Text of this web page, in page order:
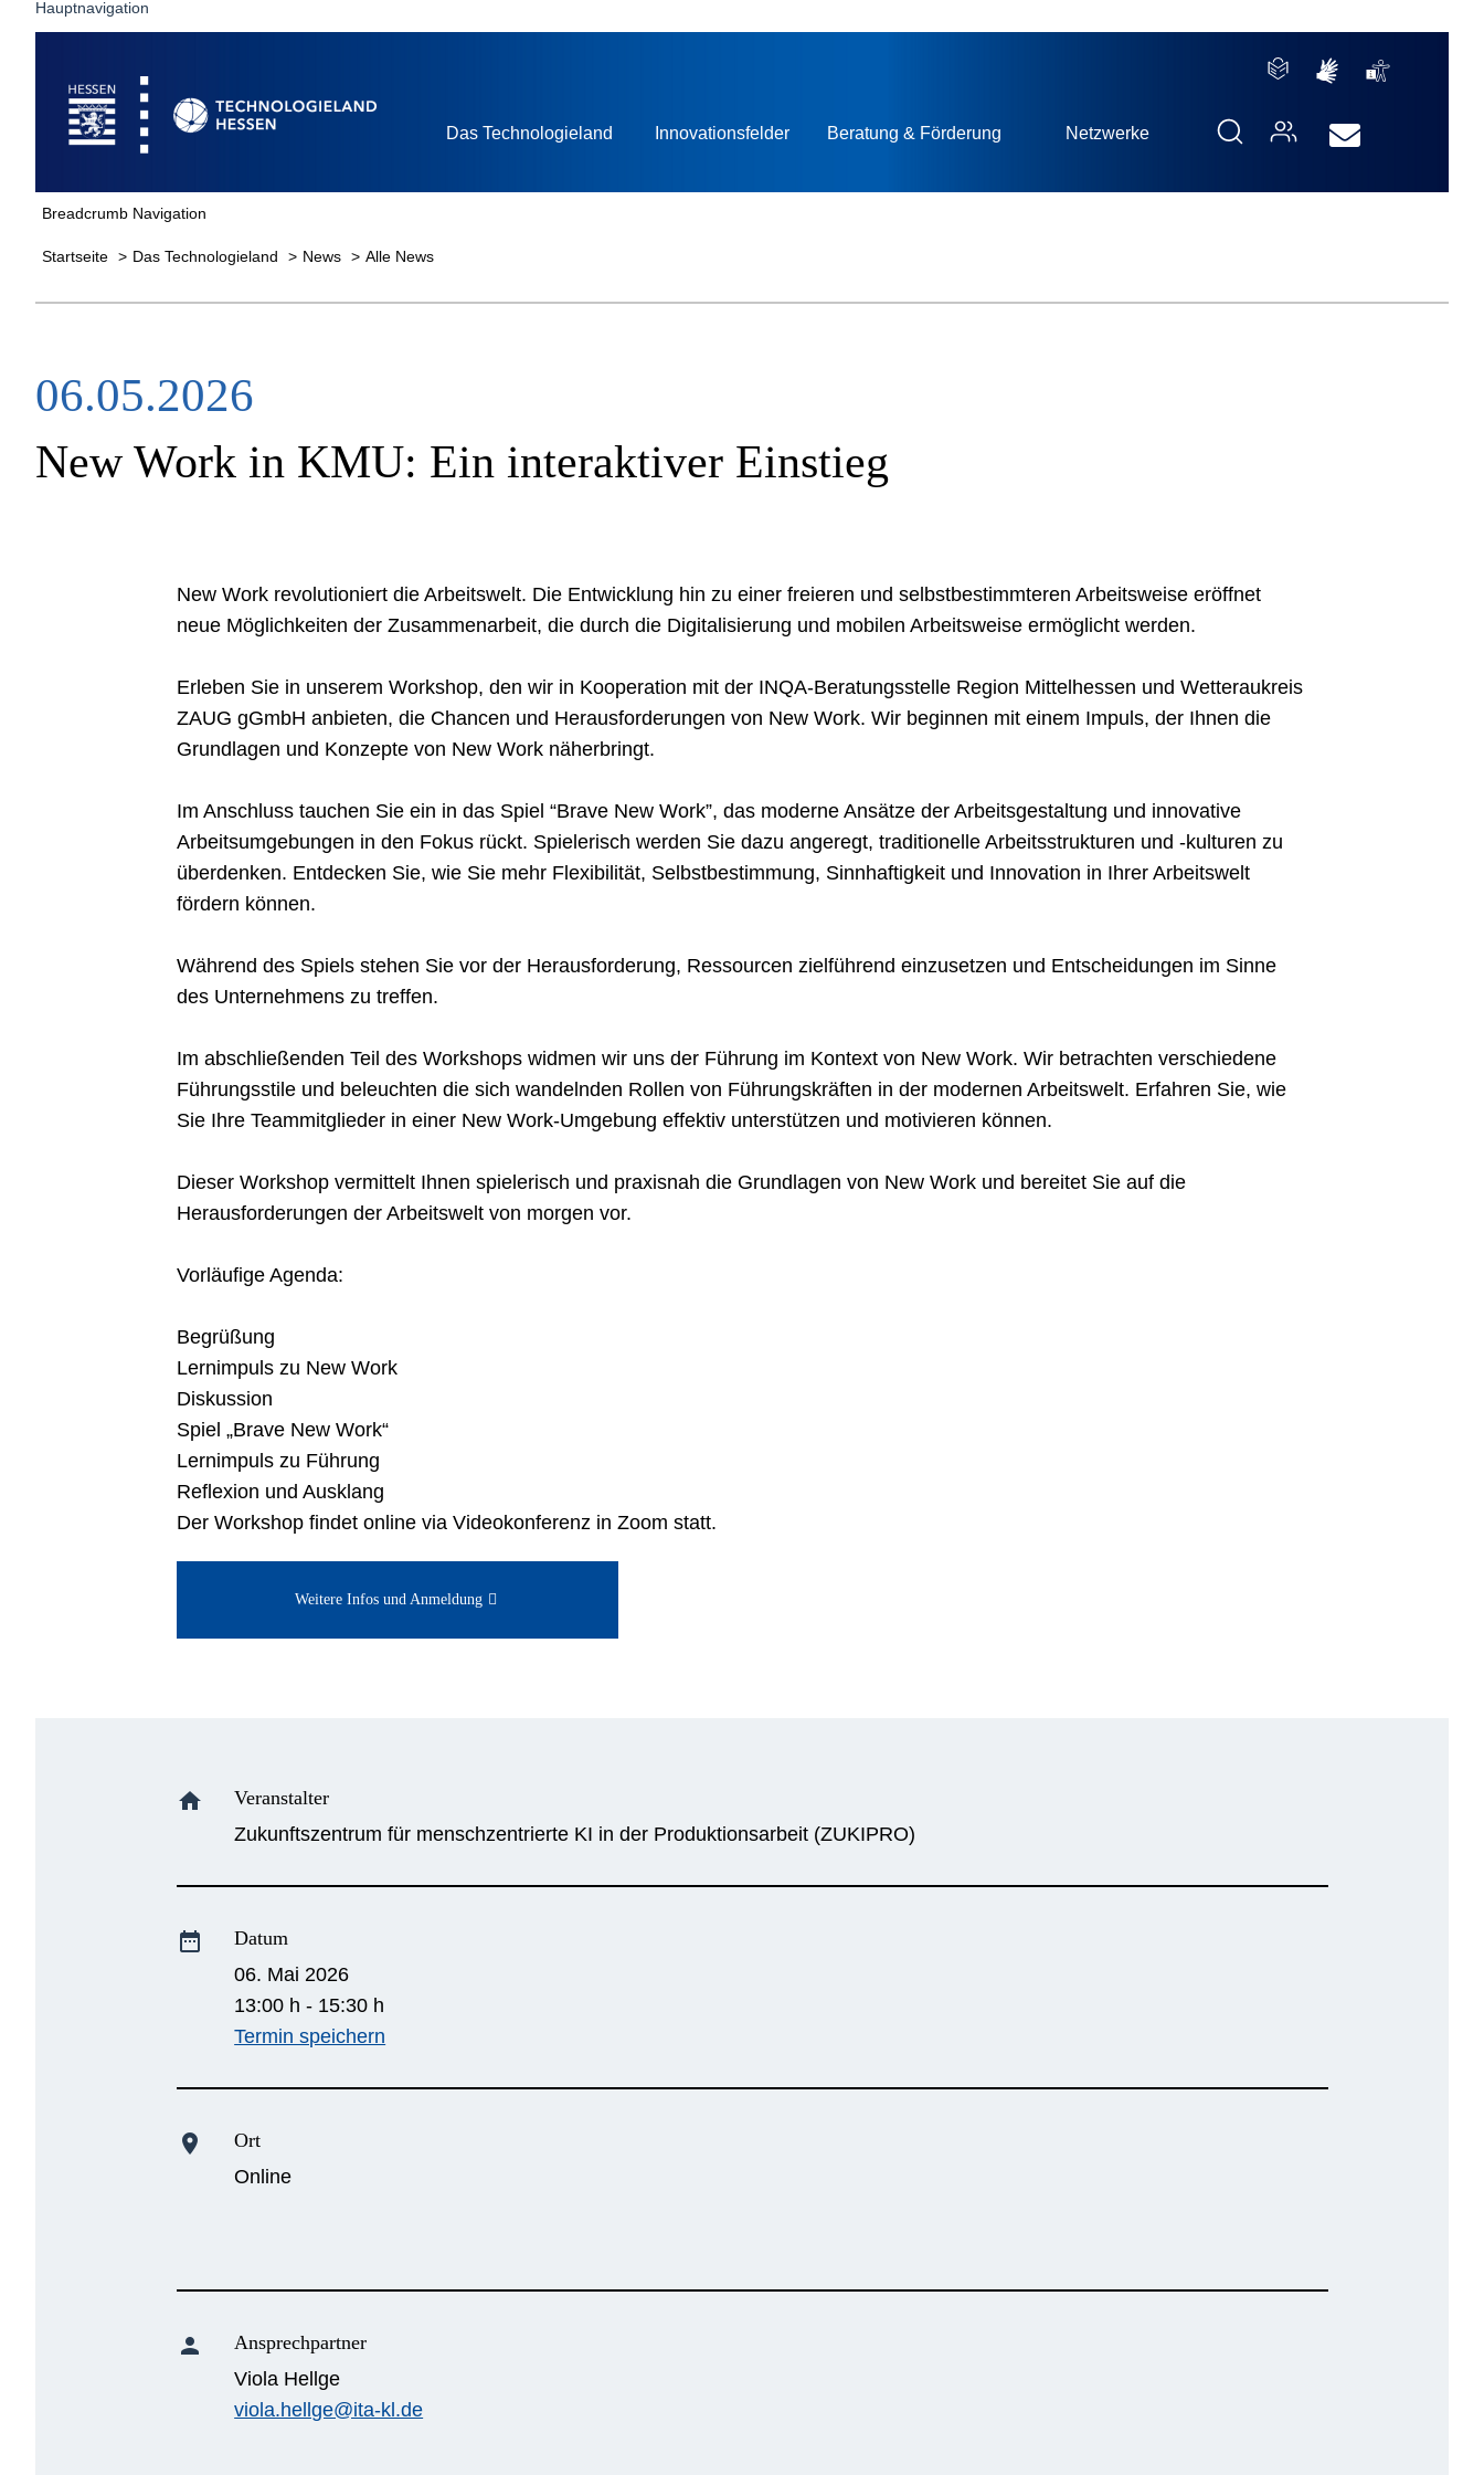
Hauptnavigation
Startseite
Das Technologieland Innovationsfelder Beratung & Förderung Netzwerke
Breadcrumb Navigation
Startseite Das Technologieland News Alle News
06.05.2026
New Work in KMU: Ein interaktiver Einstieg
New Work revolutioniert die Arbeitswelt. Die Entwicklung hin zu einer freieren und selbstbestimmteren Arbeitsweise eröffnet
neue Möglichkeiten der Zusammenarbeit, die durch die Digitalisierung und mobilen Arbeitsweise ermöglicht werden.
Erleben Sie in unserem Workshop, den wir in Kooperation mit der INQA-Beratungsstelle Region Mittelhessen und Wetteraukreis
ZAUG gGmbH anbieten, die Chancen und Herausforderungen von New Work. Wir beginnen mit einem Impuls, der Ihnen die
Grundlagen und Konzepte von New Work näherbringt.
Im Anschluss tauchen Sie ein in das Spiel “Brave New Work”, das moderne Ansätze der Arbeitsgestaltung und innovative
Arbeitsumgebungen in den Fokus rückt. Spielerisch werden Sie dazu angeregt, traditionelle Arbeitsstrukturen und -kulturen zu
überdenken. Entdecken Sie, wie Sie mehr Flexibilität, Selbstbestimmung, Sinnhaftigkeit und Innovation in Ihrer Arbeitswelt
fördern können.
Während des Spiels stehen Sie vor der Herausforderung, Ressourcen zielführend einzusetzen und Entscheidungen im Sinne
des Unternehmens zu treffen.
Im abschließenden Teil des Workshops widmen wir uns der Führung im Kontext von New Work. Wir betrachten verschiedene
Führungsstile und beleuchten die sich wandelnden Rollen von Führungskräften in der modernen Arbeitswelt. Erfahren Sie, wie
Sie Ihre Teammitglieder in einer New Work-Umgebung effektiv unterstützen und motivieren können.
Dieser Workshop vermittelt Ihnen spielerisch und praxisnah die Grundlagen von New Work und bereitet Sie auf die
Herausforderungen der Arbeitswelt von morgen vor.
Vorläufige Agenda:
Begrüßung
Lernimpuls zu New Work
Diskussion
Spiel „Brave New Work“
Lernimpuls zu Führung
Reflexion und Ausklang
Der Workshop findet online via Videokonferenz in Zoom statt.
Weitere Infos und Anmeldung
home
Veranstalter
Zukunftszentrum für menschzentrierte KI in der Produktionsarbeit (ZUKIPRO)
date_range
Datum
06. Mai 2026
13:00 h - 15:30 h
Termin speichern
location_on
Ort
Online
person
Ansprechpartner
Viola Hellge
viola.hellge@ita-kl.de